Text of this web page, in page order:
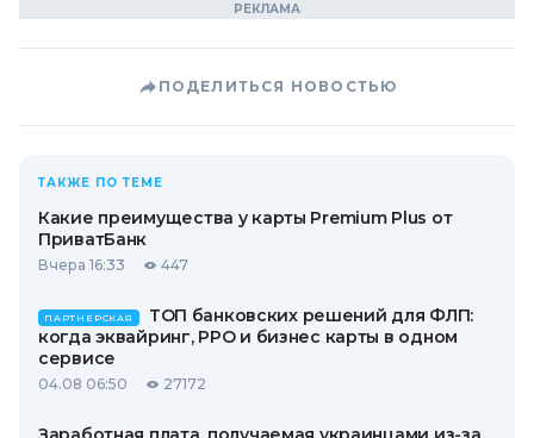
ПОДЕЛИТЬСЯ НОВОСТЬЮ
ТАКЖЕ ПО ТЕМЕ
Какие преимущества у карты Premium Plus от
ПриватБанк
Вчера 16:33 447
ПАРТНЕРСКАЯ
ТОП банковских решений для ФЛП:
когда эквайринг, РРО и бизнес карты в одном
сервисе
04.08 06:50 27172